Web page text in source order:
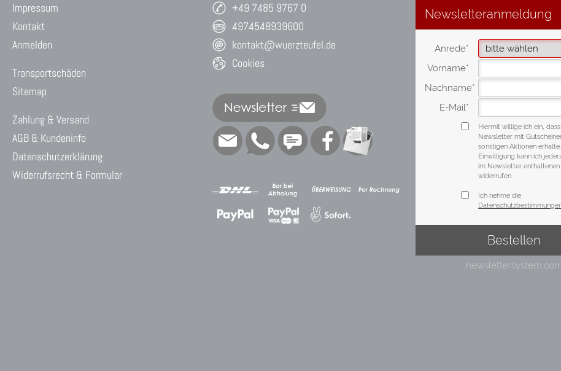
Impressum
Kontakt
Anmelden
Transportschäden
Sitemap
Zahlung & Versand
AGB & Kundeninfo
Datenschutzerklärung
Widerrufsrecht & Formular
+49 7485 9767 0
4974548939600
kontakt@wuerzteufel.de
Cookies